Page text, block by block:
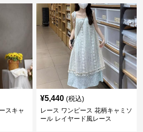
スキャ
¥5,440 (税込)
レース ワンピース 花柄キャミソ
ール レイヤード風レース